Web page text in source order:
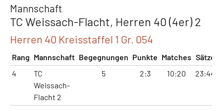
Mannschaft
TC Weissach-Flacht, Herren 40 (4er) 2
Herren 40 Kreisstaffel 1 Gr. 054
Rang Mannschaft Begegnungen Punkte Matches Sätze
4
TC
Weissach-
Flacht 2
5 2:3 10:20 23:44